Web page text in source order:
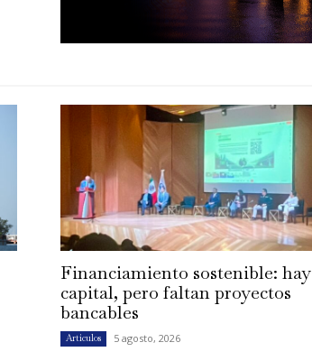
Financiamiento sostenible: hay
capital, pero faltan proyectos
bancables
Artículos 5 agosto, 2026